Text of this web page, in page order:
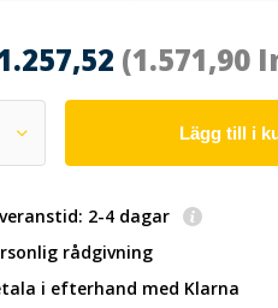
(1.571,90
Lägg till i
2-4 dagar
rådgivning
i efterhand med Klarna